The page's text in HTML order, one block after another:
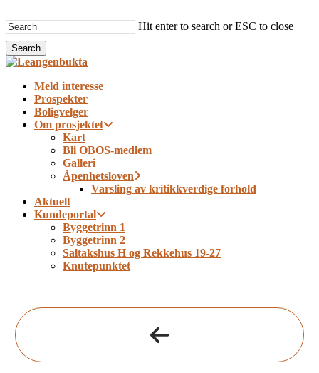
to
main
content
Hit enter to search or ESC to close
Search
Close
Menu Meld interesse
Prospekter
Boligvelger
Om prosjektet
Kart
Bli OBOS-medlem
Galleri
Åpenhetsloven
Varsling av kritikkverdige forhold
Aktuelt
Kundeportal
Byggetrinn 1
Byggetrinn 2
Saltakshus H og Rekkehus 19-27
Knutepunktet